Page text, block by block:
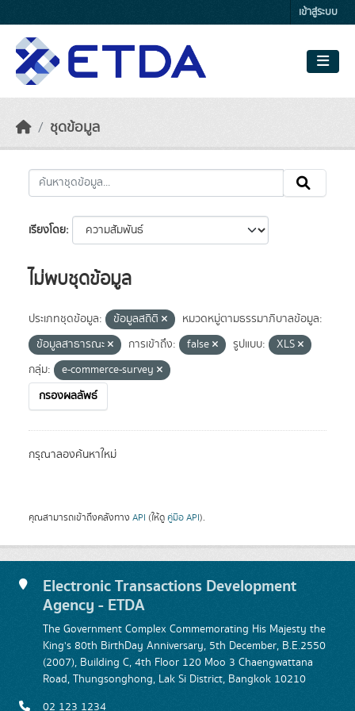
เข้าสู่ระบบ
ชุดข้อมูล
เรียงโดย
ไม่พบชุดข้อมูล
ประเภทชุดข้อมูล: ข้อมูลสถิติ
หมวดหมู่ตามธรรมาภิบาลข้อมูล:
ข้อมูลสาธารณะ
การเข้าถึง: false รูปแบบ:
XLS
กลุ่ม:
e-commerce-survey
กรองผลลัพธ์
กรุณาลองค้นหาใหม่
คุณสามารถเข้าถึงคลังทาง API (ให้ดู คู่มือ API).
Electronic Transactions Development
Agency - ETDA
The Government Complex Commemorating His Majesty the
King's 80th BirthDay Anniversary, 5th December, B.E.2550
(2007), Building C, 4th Floor 120 Moo 3 Chaengwattana
Road, Thungsonghong, Lak Si District, Bangkok 10210
02 123 1234